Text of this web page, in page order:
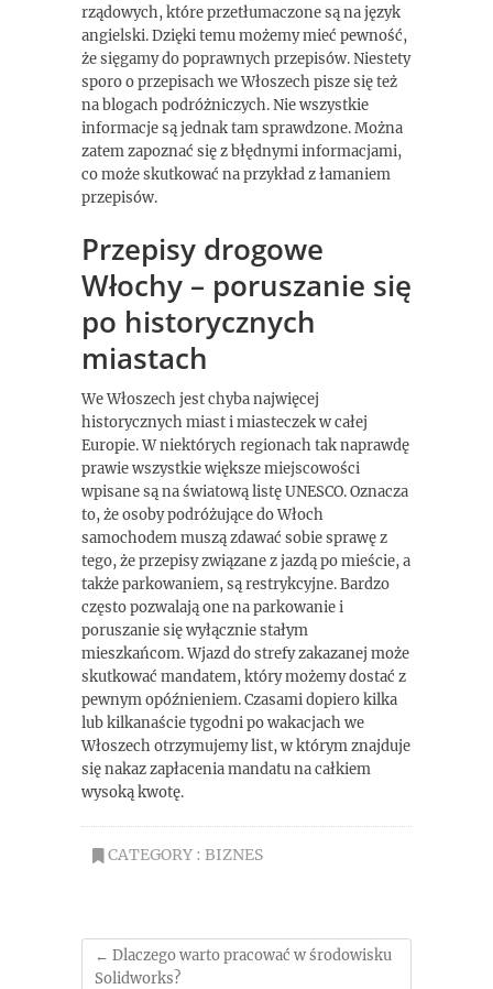
rządowych, które przetłumaczone są na język
angielski. Dzięki temu możemy mieć pewność,
że sięgamy do poprawnych przepisów. Niestety
sporo o przepisach we Włoszech pisze się też
na blogach podróżniczych. Nie wszystkie
informacje są jednak tam sprawdzone. Można
zatem zapoznać się z błędnymi informacjami,
co może skutkować na przykład z łamaniem
przepisów.
Przepisy drogowe
Włochy – poruszanie się
po historycznych
miastach
We Włoszech jest chyba najwięcej
historycznych miast i miasteczek w całej
Europie. W niektórych regionach tak naprawdę
prawie wszystkie większe miejscowości
wpisane są na światową listę UNESCO. Oznacza
to, że osoby podróżujące do Włoch
samochodem muszą zdawać sobie sprawę z
tego, że przepisy związane z jazdą po mieście, a
także parkowaniem, są restrykcyjne. Bardzo
często pozwalają one na parkowanie i
poruszanie się wyłącznie stałym
mieszkańcom. Wjazd do strefy zakazanej może
skutkować mandatem, który możemy dostać z
pewnym opóźnieniem. Czasami dopiero kilka
lub kilkanaście tygodni po wakacjach we
Włoszech otrzymujemy list, w którym znajduje
się nakaz zapłacenia mandatu na całkiem
wysoką kwotę.
CATEGORY : BIZNES
← Dlaczego warto pracować w środowisku
Solidworks?